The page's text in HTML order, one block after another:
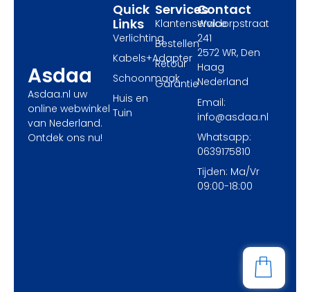
Asdaa
Asdaa.nl uw
online webwinkel
van Nederland.
Ontdek ons nu!
Services
Klantenservice
Bestellen
Retour
Garantie
Quick
Links
Verlichting
Kabels+Adapter
Schoonmaak
Huis en
Tuin
Contact
Waldorpstraat
241
2572 WR, Den
Haag
Nederland
Email:
info@asdaa.nl
Whatsapp:
0639175810
Tijden: Ma/Vr
09:00-18:00